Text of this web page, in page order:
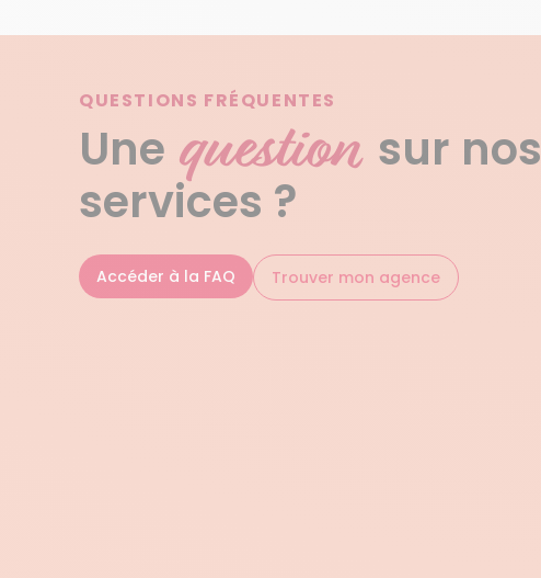
QUESTIONS FRÉQUENTES
Une question sur nos
services ?
Accéder à la FAQ Trouver mon agence